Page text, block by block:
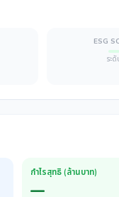
ESG
ระดั
กำไรสุทธิ (ล้านบาท)
—